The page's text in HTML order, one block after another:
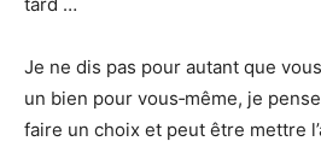
Je ne dis pas pour autant que
un bien pour vous‐même, je
faire un choix et peut être mettre